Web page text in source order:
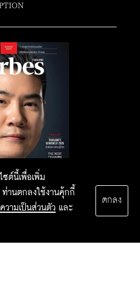
ซต์นี้เพื่อเพิ่ม
านตกลงใช้งานคุ้กกี้
วามเป็นส่วนตัว และ
ตกลง
ALL RIGHTS RESERVED